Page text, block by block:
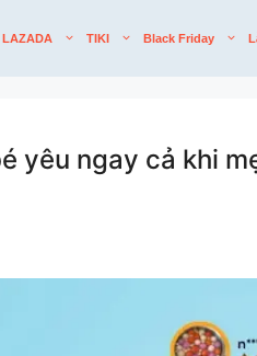
LAZADA TIKI Black Friday
yêu ngay cả khi